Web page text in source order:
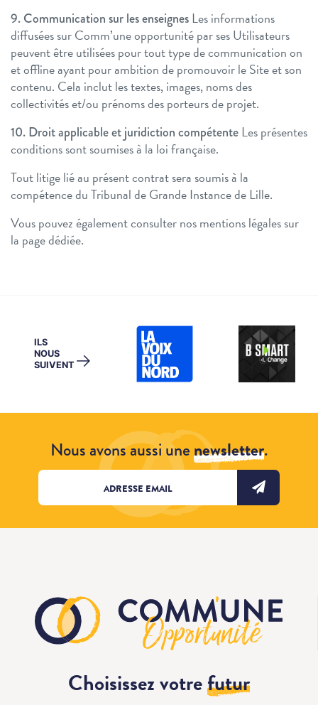
9. Communication sur les enseignesLes informations
diffusées sur Comm’une opportunité par ses Utilisateurs
peuvent être utilisées pour tout type de communication on
et offline ayant pour ambition de promouvoir le Site et son
contenu. Cela inclut les textes, images, noms des
collectivités et/ou prénoms des porteurs de projet.
10. Droit applicable et juridiction compétenteLes présentes
conditions sont soumises à la loi française.
Tout litige lié au présent contrat sera soumis à la
compétence du Tribunal de Grande Instance de Lille.
Vous pouvez également consulter nosmentions légalessur
la page dédiée.
ILS
NOUS
SUIVENT →
Nous avons aussi unenewsletter.
Choisissez votrefutur